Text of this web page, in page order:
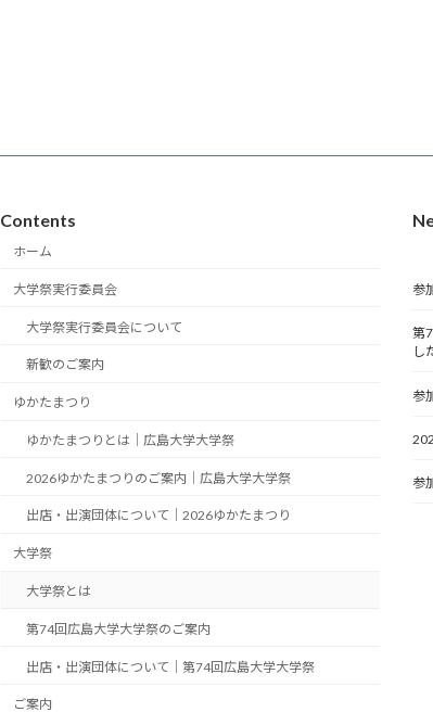
Contents
ホーム
大学祭実行委員会
大学祭実行委員会について
新歓のご案内
ゆかたまつり
ゆかたまつりとは｜広島大学大学祭
2026ゆかたまつりのご案内｜広島大学大学祭
出店・出演団体について｜2026ゆかたまつり
大学祭
大学祭とは
第74回広島大学大学祭のご案内
出店・出演団体について｜第74回広島大学大学祭
ご案内
参
第
し
参
参